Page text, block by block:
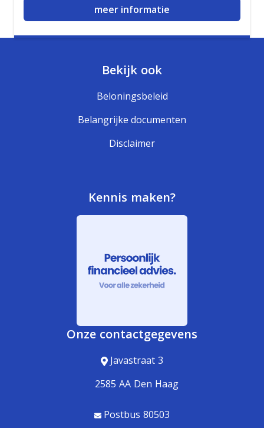
meer informatie
Bekijk ook
Beloningsbeleid
Belangrijke documenten
Disclaimer
Kennis maken?
Onze contactgegevens
Javastraat 3
2585 AA Den Haag
Postbus 80503